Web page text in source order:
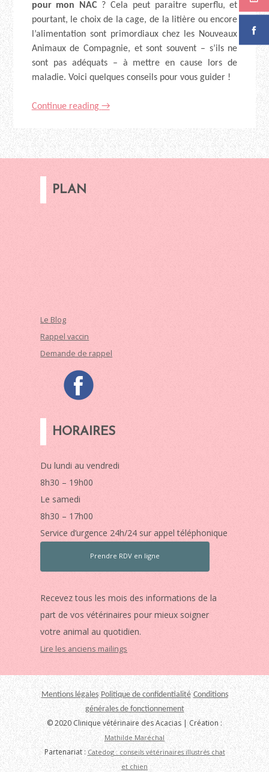
pour mon NAC ? Cela peut paraitre superflu, et
pourtant, le choix de la cage, de la litière ou encore
l’alimentation sont primordiaux chez les Nouveaux
Animaux de Compagnie, et sont souvent – s’ils ne
sont pas adéquats – à mettre en cause lors de
maladie. Voici quelques conseils pour vous guider !
Continue reading →
PLAN
Le Blog
Rappel vaccin
Demande de rappel
HORAIRES
Du lundi au vendredi
8h30 – 19h00
Le samedi
8h30 – 17h00
Service d’urgence 24h/24 sur appel téléphonique
Prendre RDV en ligne
Recevez tous les mois des informations de la
part de vos vétérinaires pour mieux soigner
votre animal au quotidien.
Lire les anciens mailings
Mentions légales Politique de confidentialité Conditions
générales de fonctionnement
© 2020 Clinique vétérinaire des Acacias | Création :
Mathilde Maréchal
Partenariat :Catedog : conseils vétérinaires illustrés chat
et chien